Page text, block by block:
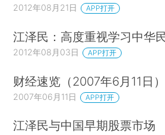
2012年08月21日 APP打开
江泽民：高度重视学习中华
2012年08月03日 APP打开
财经速览（2007年6月11日）
2007年06月11日 APP打开
江泽民与中国早期股票市场